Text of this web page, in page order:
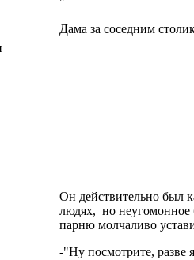
Дама за соседним
сессией, раз клиент сам
Что мне делать? Он -
в телефон, так будто
Он действительно был
людях, но неугомонное
парню молчаливо
-"Ну посмотрите, разве